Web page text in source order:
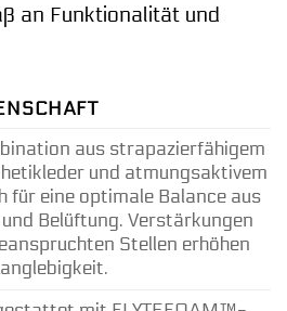
an Funktionalität und
aus strapazierfähigem
und atmungsaktivem
für eine optimale Balance aus
Belüftung. Verstärkungen
Stellen erhöhen